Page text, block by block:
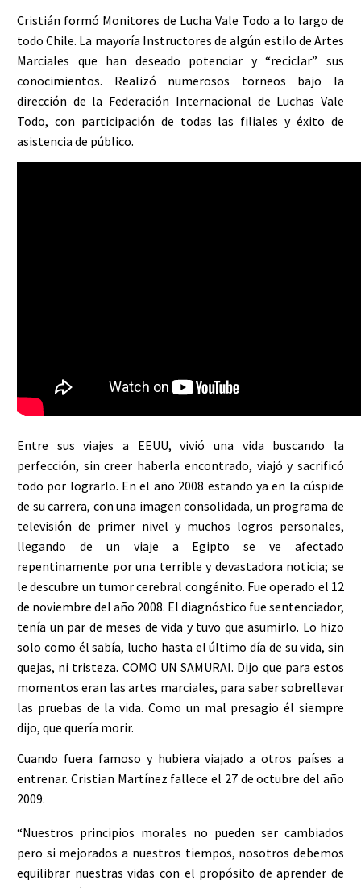
Cristián formó Monitores de Lucha Vale Todo a lo largo de
todo Chile. La mayoría Instructores de algún estilo de Artes
Marciales que han deseado potenciar y “reciclar” sus
conocimientos. Realizó numerosos torneos bajo la
dirección de la Federación Internacional de Luchas Vale
Todo, con participación de todas las filiales y éxito de
asistencia de público.
Entre sus viajes a EEUU, vivió una vida buscando la
perfección, sin creer haberla encontrado, viajó y sacrificó
todo por lograrlo. En el año 2008 estando ya en la cúspide
de su carrera, con una imagen consolidada, un programa de
televisión de primer nivel y muchos logros personales,
llegando de un viaje a Egipto se ve afectado
repentinamente por una terrible y devastadora noticia; se
le descubre un tumor cerebral congénito. Fue operado el 12
de noviembre del año 2008. El diagnóstico fue sentenciador,
tenía un par de meses de vida y tuvo que asumirlo. Lo hizo
solo como él sabía, lucho hasta el último día de su vida, sin
quejas, ni tristeza. COMO UN SAMURAI. Dijo que para estos
momentos eran las artes marciales, para saber sobrellevar
las pruebas de la vida. Como un mal presagio él siempre
dijo, que quería morir.
Cuando fuera famoso y hubiera viajado a otros países a
entrenar. Cristian Martínez fallece el 27 de octubre del año
2009.
“Nuestros principios morales no pueden ser cambiados
pero si mejorados a nuestros tiempos, nosotros debemos
equilibrar nuestras vidas con el propósito de aprender de